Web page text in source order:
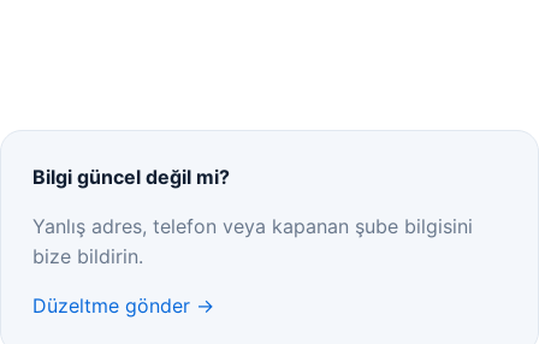
Bilgi güncel değil mi?
Yanlış adres, telefon veya kapanan şube bilgisini
bize bildirin.
Düzeltme gönder →